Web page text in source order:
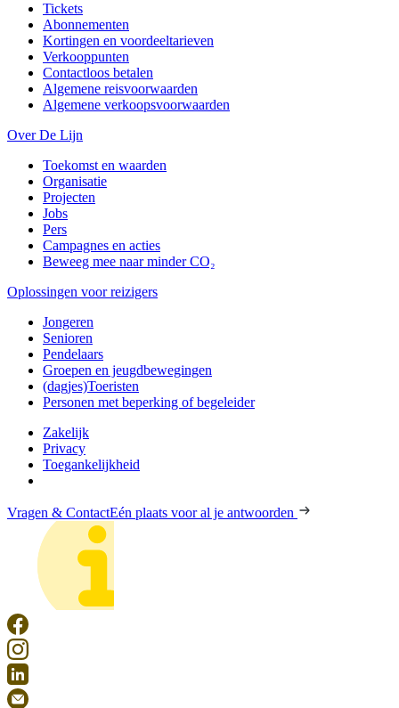
Tickets
Abonnementen
Kortingen en voordeeltarieven
Verkooppunten
Contactloos betalen
Algemene reisvoorwaarden
Algemene verkoopsvoorwaarden
Over De Lijn
Toekomst en waarden
Organisatie
Projecten
Jobs
Pers
Campagnes en acties
Beweeg mee naar minder CO₂
Oplossingen voor reizigers
Jongeren
Senioren
Pendelaars
Groepen en jeugdbewegingen
(dagjes)Toeristen
Personen met beperking of begeleider
Zakelijk
Privacy
Toegankelijkheid
Vragen & ContactEén plaats voor al je antwoorden